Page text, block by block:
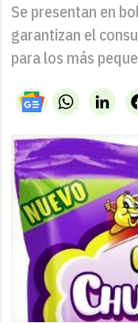
Se presentan en
garantizan el
para los más
WhatsApp